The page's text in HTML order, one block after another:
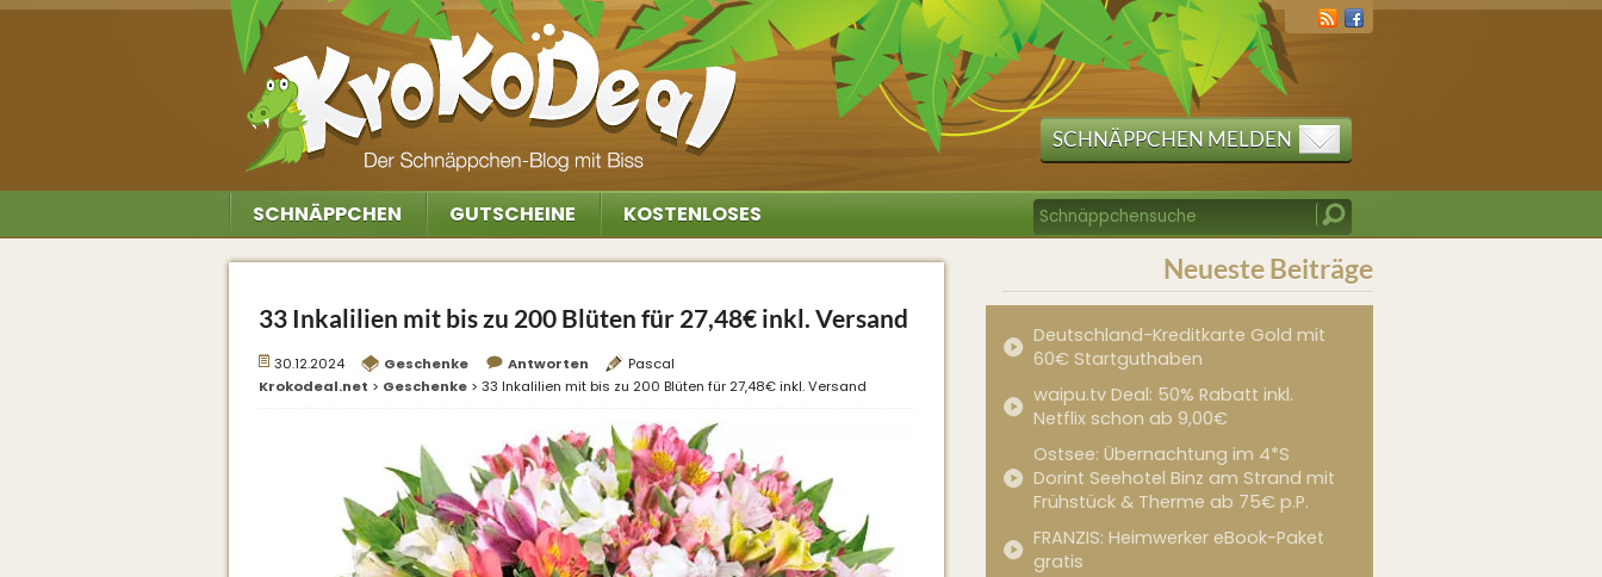
SCHNÄPPCHEN MELDEN
SCHNÄPPCHEN GUTSCHEINE KOSTENLOSES
33 Inkalilien mit bis zu 200 Blüten für 27,48€ inkl. Versand
30.12.2024 Geschenke Antworten
Pascal
Krokodeal.net > Geschenke > 33 Inkalilien mit bis zu 200 Blüten für 27,48€ inkl. Versand
Neueste Beiträge
Deutschland-Kreditkarte Gold mit
60€ Startguthaben
waipu.tv Deal: 50% Rabatt inkl.
Netflix schon ab 9,00€
Ostsee: Übernachtung im 4*S
Dorint Seehotel Binz am Strand mit
Frühstück & Therme ab 75€ p.P.
FRANZIS: Heimwerker eBook-Paket
gratis